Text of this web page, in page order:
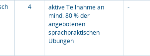
4
aktive Teilnahme an
mind. 80 % der
angebotenen
sprachpraktischen
Übungen
-